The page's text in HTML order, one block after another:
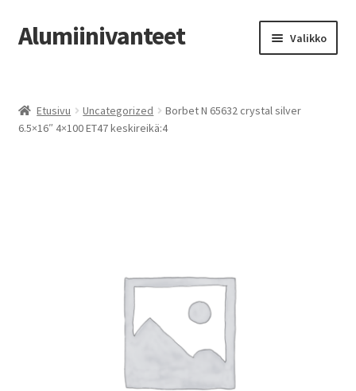
Siirry
navigointiin
Siirry
sisältöön
Alumiinivanteet Valikko
Kauppa
Etusivu Uncategorized
Borbet N 65632 crystal silver
6.5×16″ 4×100 ET47 keskireikä:4